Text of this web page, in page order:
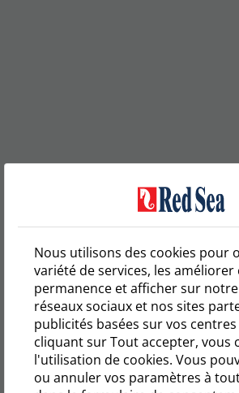
Nous utilisons des cookies pour
variété de services, les améliorer
permanence et afficher sur
réseaux sociaux et nos sites
publicités basées sur vos
cliquant sur Tout accepter, vous
l'utilisation de cookies. Vous
ou annuler vos paramètres à